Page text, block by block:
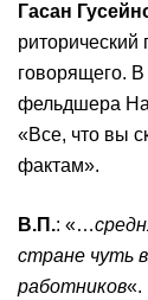
Гасан
говорящего.
фельдшера
«Все, что вы
фактам».
В.П.: «…
стране чуть
работников«.